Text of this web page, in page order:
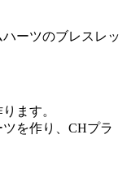
ーツのブレスレッ
を作り、CHプラ